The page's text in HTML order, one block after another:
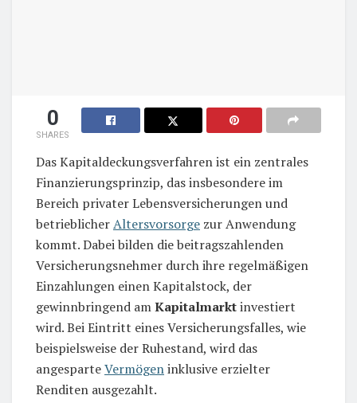
0
SHARES
Das Kapitaldeckungsverfahren ist ein zentrales
Finanzierungsprinzip, das insbesondere im
Bereich privater Lebensversicherungen und
betrieblicherAltersvorsorge zur Anwendung
kommt. Dabei bilden die beitragszahlenden
Versicherungsnehmer durch ihre regelmäßigen
Einzahlungen einen Kapitalstock, der
gewinnbringend amKapitalmarktinvestiert
wird. Bei Eintritt eines Versicherungsfalles, wie
beispielsweise der Ruhestand, wird das
angesparteVermögeninklusive erzielter
Renditen ausgezahlt.